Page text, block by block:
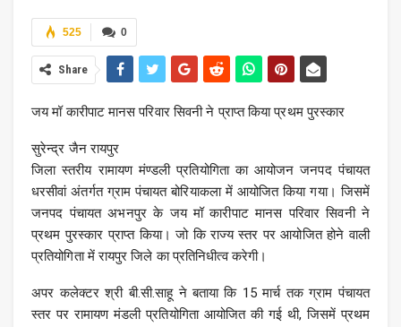
0
525
Share
जय मॉ कारीपाट मानस परिवार सिवनी ने प्राप्त किया प्रथम पुरस्कार
सुरेन्द्र जैन रायपुर
जिला स्तरीय रामायण मंण्डली प्रतियोगिता का आयोजन जनपद पंचायत
धरसीवां अंतर्गत ग्राम पंचायत बोरियाकला में आयोजित किया गया। जिसमें
जनपद पंचायत अभनपुर के जय मॉ कारीपाट मानस परिवार सिवनी ने
प्रथम पुरस्कार प्राप्त किया। जो कि राज्य स्तर पर आयोजित होने वाली
प्रतियोगिता में रायपुर जिले का प्रतिनिधीत्व करेगी।
अपर कलेक्टर श्री बी.सी.साहू ने बताया कि 15 मार्च तक ग्राम पंचायत
स्तर पर रामायण मंडली प्रतियोगिता आयोजित की गई थी, जिसमें प्रथम